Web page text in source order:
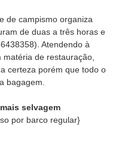
de campismo organiza
de duas a três horas e
Atendendo à
de restauração,
certeza porém que todo o
bagagem.
selvagem
por barco regular}